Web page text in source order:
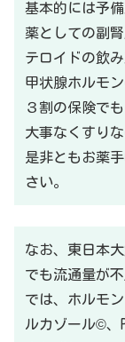
基本的には予
薬としての副
テロイドの飲み
甲状腺ホルモ
３割の保険で
大事なくすりな
是非ともお薬
さい。
なお、東日本
でも流通量が不
では、ホルモ
ルカゾール©